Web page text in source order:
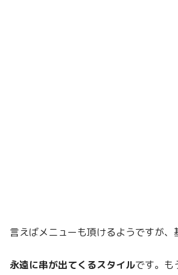
言えばメニューも頂けるようですが、
永遠に串が出てくるスタイルです。も